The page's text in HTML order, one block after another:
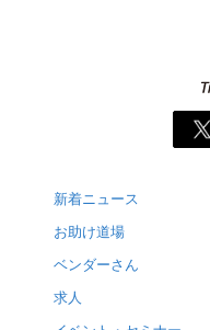
新着ニュース
お助け道場
ベンダーさん
求人